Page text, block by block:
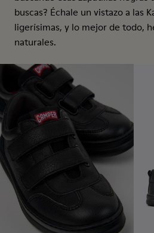
buscas? Échale un vistazo a las
ligerísimas, y lo mejor de todo,
naturales.